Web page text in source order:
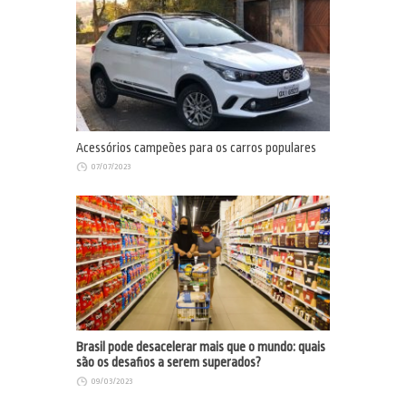
Acessórios campeões para os carros populares
07/07/2023
Brasil pode desacelerar mais que o mundo: quais
são os desafios a serem superados?
09/03/2023